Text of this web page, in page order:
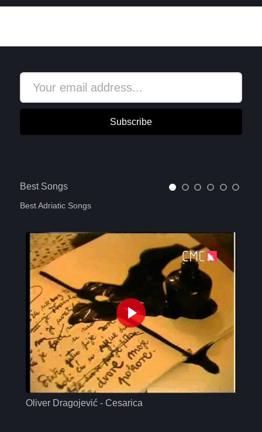
Subscribe
Best Songs
Best Adriatic Songs
Oliver Dragojević - Cesarica